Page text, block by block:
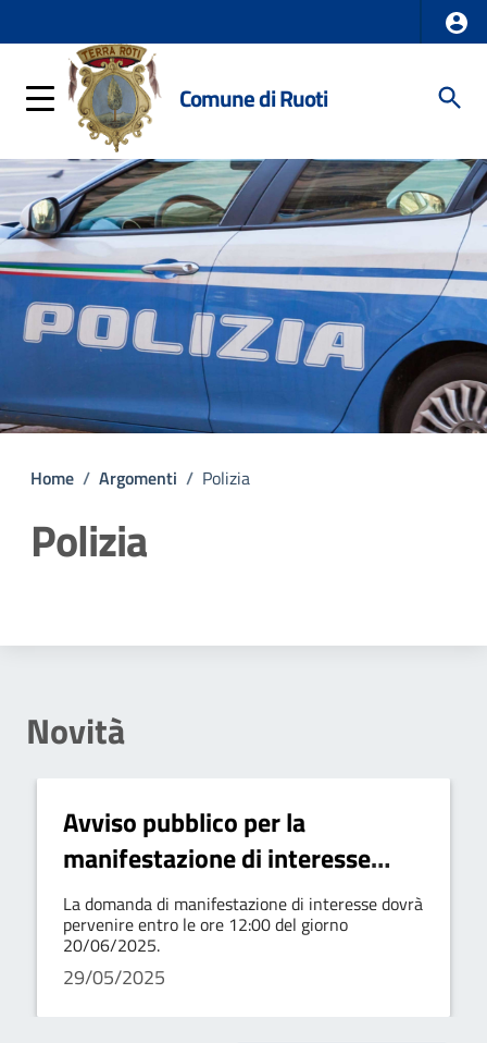
Comune di Ruoti
Home / Argomenti / Polizia
Polizia
Novità
Avviso pubblico per la
manifestazione di interesse
relativa all’individuazione di
Associazioni di volontariato
disponibili al supporto della
La domanda di manifestazione di interesse dovrà
pervenire entro le ore 12:00 del giorno
20/06/2025.
29/05/2025